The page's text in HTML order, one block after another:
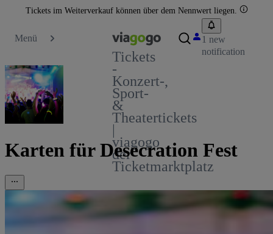
Tickets im Weiterverkauf können über dem Nennwert liegen.
Menü
Tickets
-
Konzert-,
Sport-
&
Theatertickets
|
viagogo
der
Ticketmarktplatz
1 new
notification
Karten für Desecration Fest